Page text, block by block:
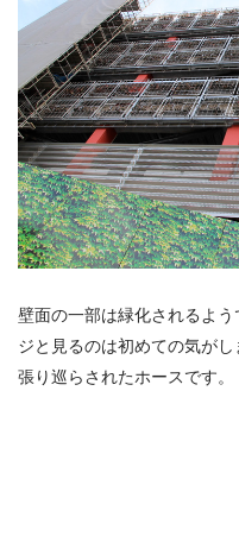
壁面の一部は緑化されるよ
ジと見るのは初めての気が
張り巡らされたホースです。